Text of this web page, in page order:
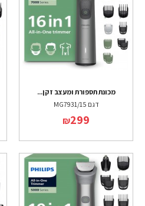
מכונת תספורת ומעצב זקן...
דגם MG7931/15
₪299